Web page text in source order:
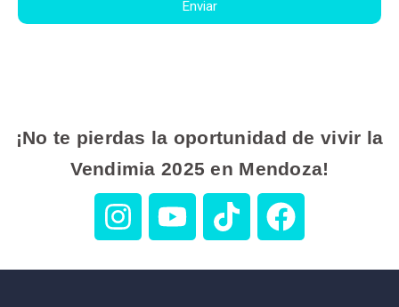
Enviar
¡No te pierdas la oportunidad de vivir la
Vendimia 2025 en Mendoza!